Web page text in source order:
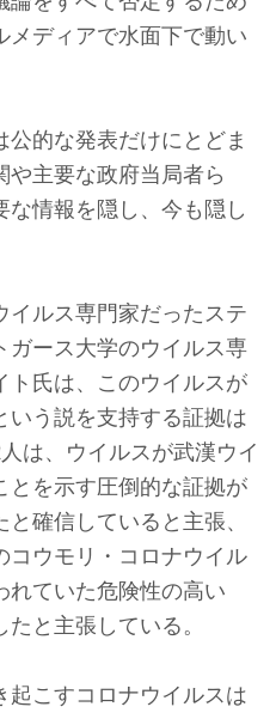
メディアで水面下で動い
的な発表だけにとどま
や主要な政府当局者ら
な情報を隠し、今も隠し
ルス専門家だったステ
ガース大学のウイルス専
ト氏は、このウイルスが
いう説を支持する証拠は
は、ウイルスが武漢ウイ
とを示す圧倒的な証拠が
確信していると主張、
コウモリ・コロナウイル
れていた危険性の高い
たと主張している。
こすコロナウイルスは